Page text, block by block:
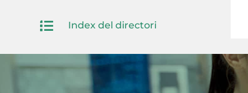
 Index del directori